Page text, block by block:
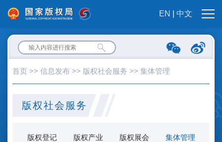
EN 中文
首页 >> 信息发布 >> 版权社会服务 >> 集体管理
版权社会服务
版权登记 版权产业 版权展会
集体管理